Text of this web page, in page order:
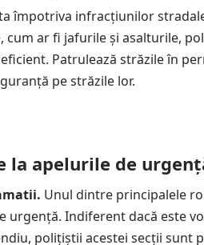
împotriva infracțiunilor
ar fi jafurile și asalturile,
Patrulează străzile în
pe străzile lor.
la apelurile de
Unul dintre principalele
urgență. Indiferent dacă este
polițiștii acestei secții sunt